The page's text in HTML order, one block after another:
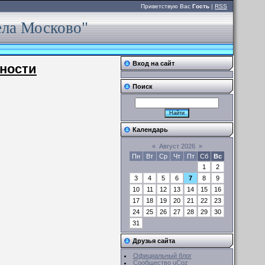
Приветствую Вас Гость | RSS
Москово"
Вход на сайт
Поиск
Календарь
« Август 2026 »
Пн
Вт Ср Чт Пт Сб
Вс
1
2
3
4 5 6 7 8
9
10
11 12 13 14 15
16
17
18 19 20 21 22
23
24
25 26 27 28 29
30
31
Друзья сайта
Официальный блог
Сообщество uCoz